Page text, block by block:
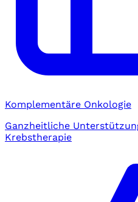
Komplementäre Onkologie
Ganzheitliche
Krebstherapie